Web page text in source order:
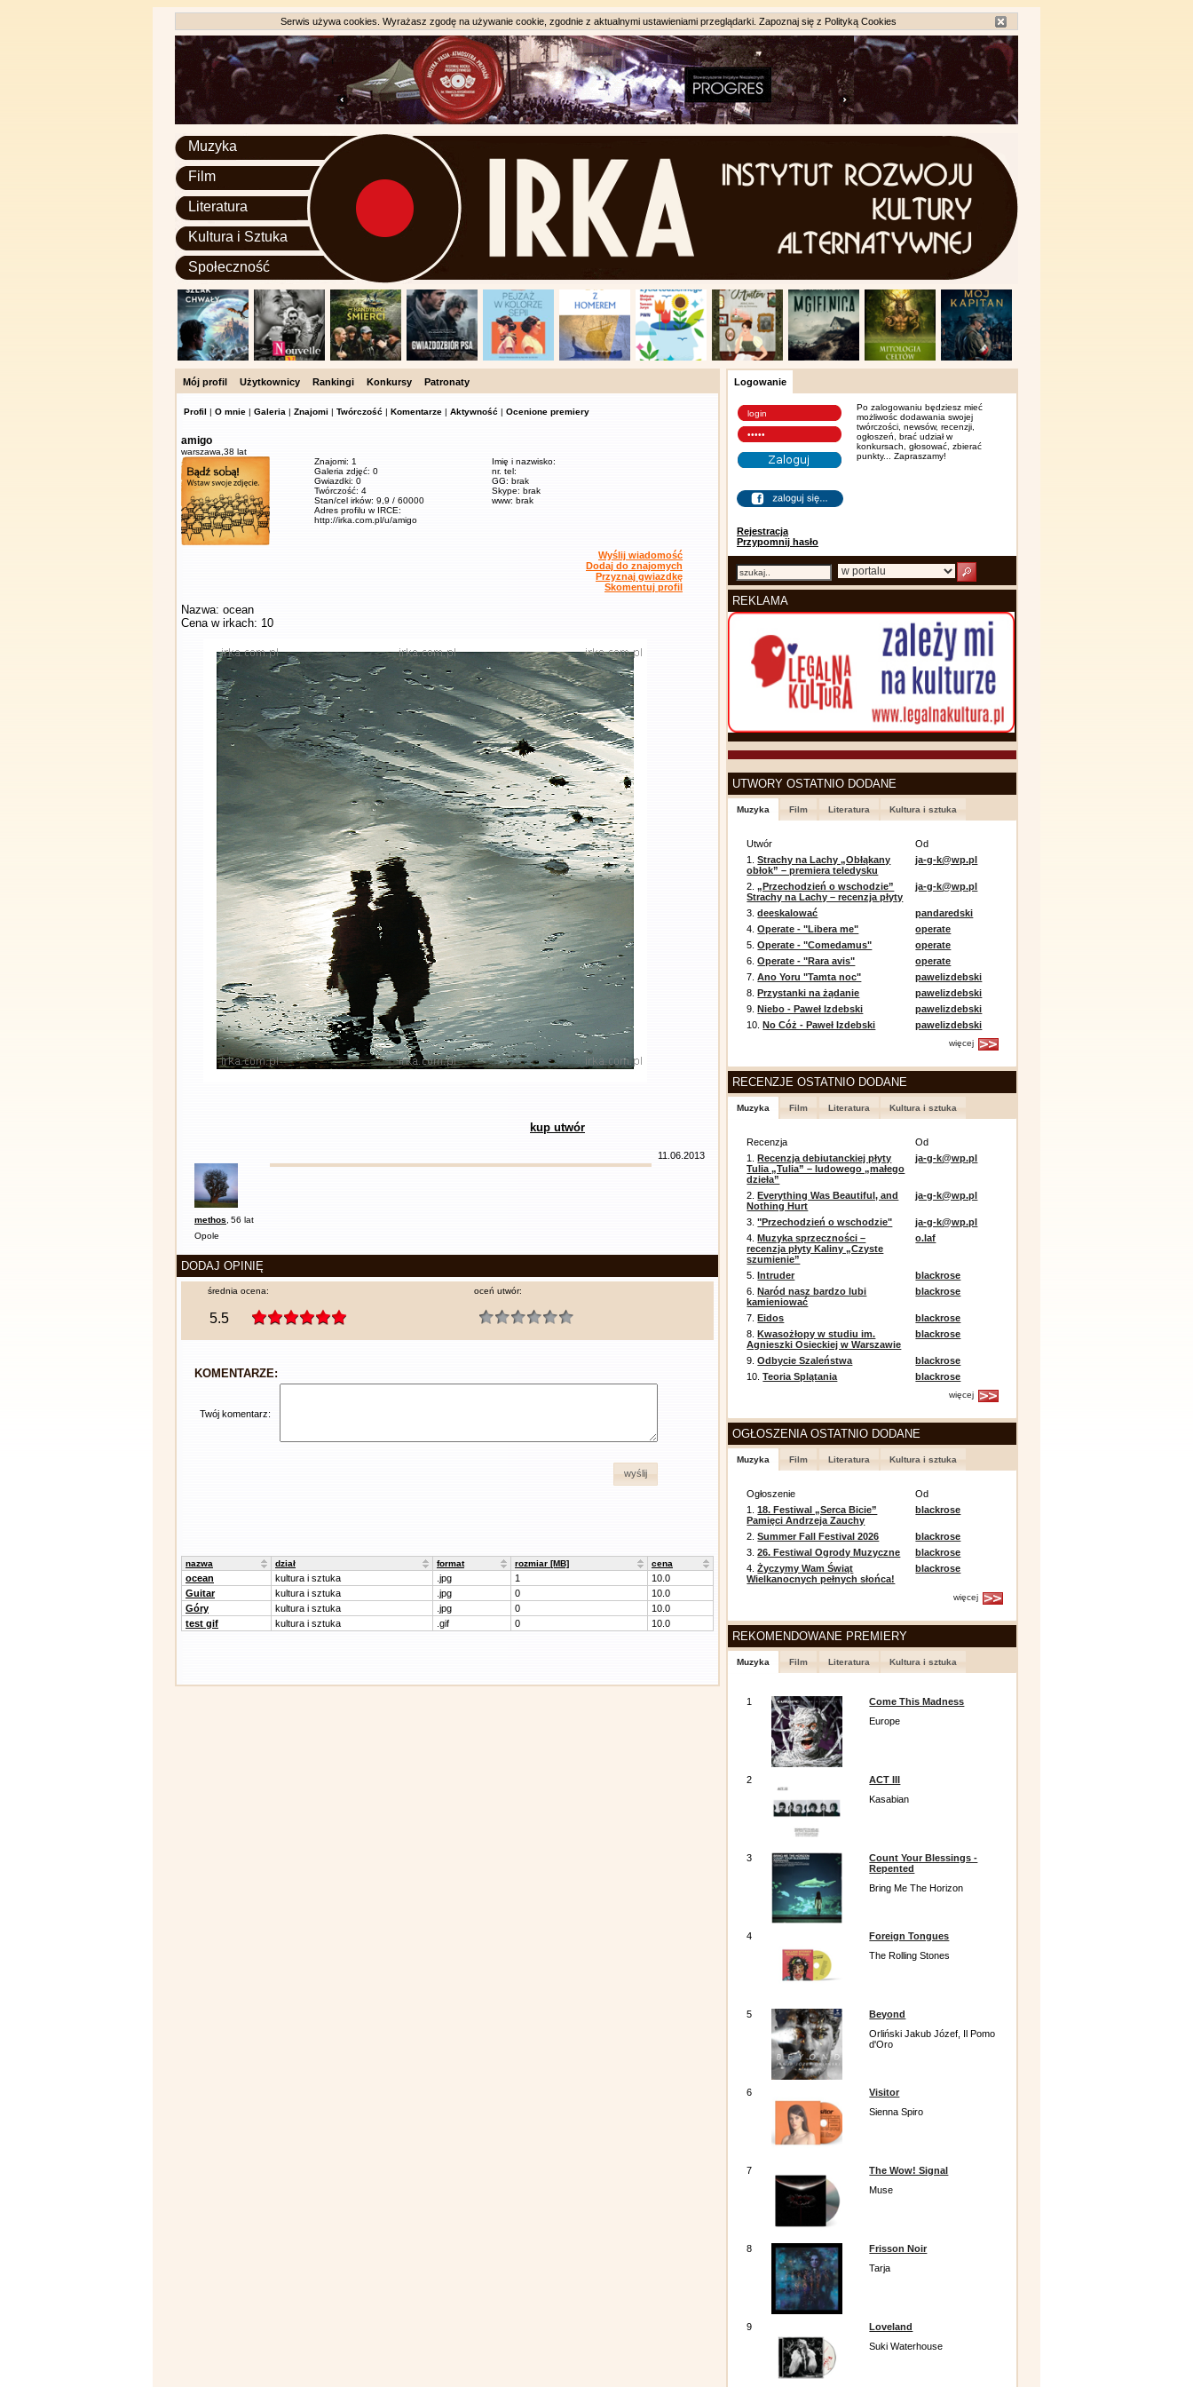
Serwis używa cookies. Wyrażasz zgodę na używanie cookie, zgodnie z aktualnymi ustawieniami przeglądarki. Zapoznaj się z Polityką Cookies
Muzyka
Film
Literatura
Kultura i Sztuka
Społeczność
Mój profil Użytkownicy Rankingi Konkursy Patronaty
Profil | O mnie | Galeria | Znajomi | Twórczość | Komentarze | Aktywność | Ocenione premiery
amigo
warszawa, 38 lat
Znajomi: 1
Galeria zdjęć: 0
Gwiazdki: 0
Twórczość: 4
Stan/cel irków: 9,9 / 60000
Adres profilu w IRCE:
http://irka.com.pl/u/amigo
Imię i nazwisko:
nr. tel:
GG: brak
Skype: brak
www: brak
Wyślij wiadomość
Dodaj do znajomych
Przyznaj gwiazdkę
Skomentuj profil
Nazwa: ocean
Cena w irkach: 10
kup utwór
11.06.2013
methos 56 lat
Opole
DODAJ OPINIĘ
średnia ocena:
5.5
oceń utwór:
KOMENTARZE:
Twój komentarz:
wyślij
nazwa dział format rozmiar [MB] cena
ocean kultura i sztuka .jpg 1
10.0
Guitar
kultura i sztuka .jpg 0
10.0
Góry
kultura i sztuka .jpg 0
10.0
test gif
kultura i sztuka .gif 0 10.0
Logowanie
Rejestracja
Przypomnij hasło
Po zalogowaniu będziesz mieć
możliwośc dodawania swojej
twórczości, newsów, recenzji,
ogłoszeń, brać udział w
konkursach, głosować, zbierać
punkty... Zapraszamy!
REKLAMA
UTWORY OSTATNIO DODANE
Muzyka Film Literatura Kultura i sztuka
Utwór
Od
1.Strachy na Lachy „Obłąkany
obłok” – premiera teledysku
ja-g-k@wp.pl
2.„Przechodzień o wschodzie”
Strachy na Lachy – recenzja płyty
ja-g-k@wp.pl
3.deeskalować
pandaredski
4.Operate - "Libera me"
operate
5.Operate - "Comedamus"
operate
6.Operate - "Rara avis"
operate
7.Ano Yoru "Tamta noc"
pawelizdebski
8.Przystanki na żądanie
pawelizdebski
9.Niebo - Paweł Izdebski
pawelizdebski
10.No Cóż - Paweł Izdebski pawelizdebski
więcej
RECENZJE OSTATNIO DODANE
Muzyka Film Literatura Kultura i sztuka
Recenzja
Od
1.Recenzja debiutanckiej płyty
Tulia „Tulia” – ludowego „małego
dzieła”
ja-g-k@wp.pl
2.Everything Was Beautiful, and
Nothing Hurt
ja-g-k@wp.pl
3."Przechodzień o wschodzie"
ja-g-k@wp.pl
4.Muzyka sprzeczności –
recenzja płyty Kaliny „Czyste
szumienie”
o.laf
5.Intruder
blackrose
6.Naród nasz bardzo lubi
kamieniować
blackrose
7.Eidos
blackrose
8.Kwasożłopy w studiu im.
Agnieszki Osieckiej w Warszawie
blackrose
9.Odbycie Szaleństwa
blackrose
10.Teoria Splątania blackrose
więcej
OGŁOSZENIA OSTATNIO DODANE
Muzyka Film Literatura Kultura i sztuka
Ogłoszenie
Od
1.18. Festiwal „Serca Bicie”
Pamięci Andrzeja Zauchy
blackrose
2.Summer Fall Festival 2026
blackrose
3.26. Festiwal Ogrody Muzyczne
blackrose
4.Życzymy Wam Świąt
Wielkanocnych pełnych słońca!
blackrose
więcej
REKOMENDOWANE PREMIERY
Muzyka Film Literatura Kultura i sztuka
1
Come This Madness
Europe
2
ACT III
Kasabian
3
Count Your Blessings -
Repented
Bring Me The Horizon
4
Foreign Tongues
The Rolling Stones
5
Beyond
Orliński Jakub Józef, Il Pomo
d'Oro
6
Visitor
Sienna Spiro
7
The Wow! Signal
Muse
8
Frisson Noir
Tarja
9
Loveland
Suki Waterhouse